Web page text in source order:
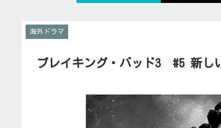
ブレイキング・バッド3 #5 新し
海外ドラマ